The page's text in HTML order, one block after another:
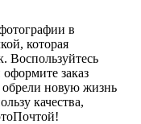
в
которая
Воспользуйтесь
заказ
новую жизнь
качества,